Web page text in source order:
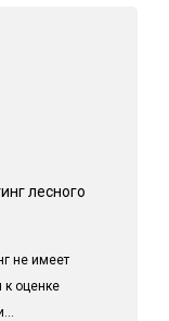
лесного
не имеет
к оценке